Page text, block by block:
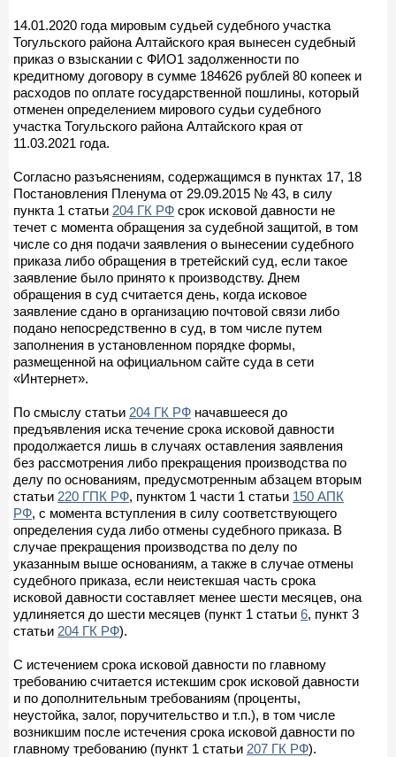
14.01.2020 года мировым судьей судебного участка
Тогульского района Алтайского края вынесен судебный
приказ о взыскании с ФИО1 задолженности по
кредитному договору в сумме 184626 рублей 80 копеек и
расходов по оплате государственной пошлины, который
отменен определением мирового судьи судебного
участка Тогульского района Алтайского края от
11.03.2021 года.
Согласно разъяснениям, содержащимся в пунктах 17, 18
Постановления Пленума от 29.09.2015 № 43, в силу
пункта 1 статьи 204 ГК РФ срок исковой давности не
течет с момента обращения за судебной защитой, в том
числе со дня подачи заявления о вынесении судебного
приказа либо обращения в третейский суд, если такое
заявление было принято к производству. Днем
обращения в суд считается день, когда исковое
заявление сдано в организацию почтовой связи либо
подано непосредственно в суд, в том числе путем
заполнения в установленном порядке формы,
размещенной на официальном сайте суда в сети
«Интернет».
По смыслу статьи 204 ГК РФ начавшееся до
предъявления иска течение срока исковой давности
продолжается лишь в случаях оставления заявления
без рассмотрения либо прекращения производства по
делу по основаниям, предусмотренным абзацем вторым
статьи 220 ГПК РФ, пунктом 1 части 1 статьи 150 АПК
РФ, с момента вступления в силу соответствующего
определения суда либо отмены судебного приказа. В
случае прекращения производства по делу по
указанным выше основаниям, а также в случае отмены
судебного приказа, если неистекшая часть срока
исковой давности составляет менее шести месяцев, она
удлиняется до шести месяцев (пункт 1 статьи 6, пункт 3
статьи 204 ГК РФ).
С истечением срока исковой давности по главному
требованию считается истекшим срок исковой давности
и по дополнительным требованиям (проценты,
неустойка, залог, поручительство и т.п.), в том числе
возникшим после истечения срока исковой давности по
главному требованию (пункт 1 статьи 207 ГК РФ).